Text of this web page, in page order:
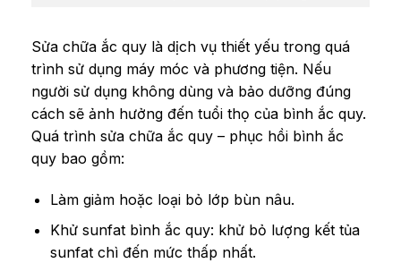
Sửa chữa ắc quy là dịch vụ thiết yếu trong quá
trình sử dụng máy móc và phương tiện. Nếu
người sử dụng không dùng và bảo dưỡng đúng
cách sẽ ảnh hưởng đến tuổi thọ của bình ắc quy.
Quá trình sửa chữa ắc quy – phục hồi bình ắc
quy bao gồm:
Làm giảm hoặc loại bỏ lớp bùn nâu.
Khử sunfat bình ắc quy: khử bỏ lượng kết tủa
sunfat chì đến mức thấp nhất.